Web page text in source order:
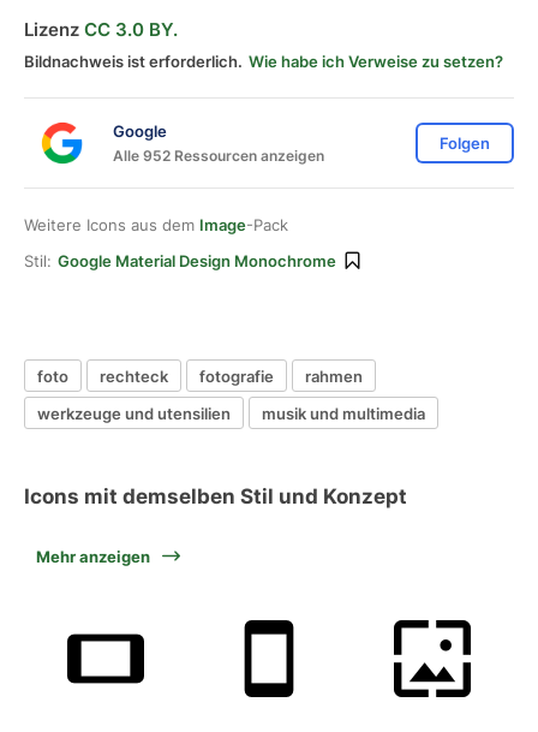
Lizenz CC 3.0 BY.
Bildnachweis ist erforderlich. Wie habe ich Verweise zu setzen?
Google
Alle 952 Ressourcen anzeigen
Folgen
Weitere Icons aus dem Image-Pack
Stil: Google Material Design Monochrome
foto rechteck fotografie
rahmen
werkzeuge und utensilien
musik und multimedia
Icons mit demselben Stil und Konzept
Mehr anzeigen